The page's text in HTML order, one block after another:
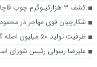
کشف ۳ هزارکیلوگرم چوب قاچاق جنگلی در محمودآباد
شکارچیان قوی مهاجر در
ظرفیت تولید ۵۰ میلیون اصله گل و گیاه در محمودآباد
علیرضا رسولی رئیس شورای